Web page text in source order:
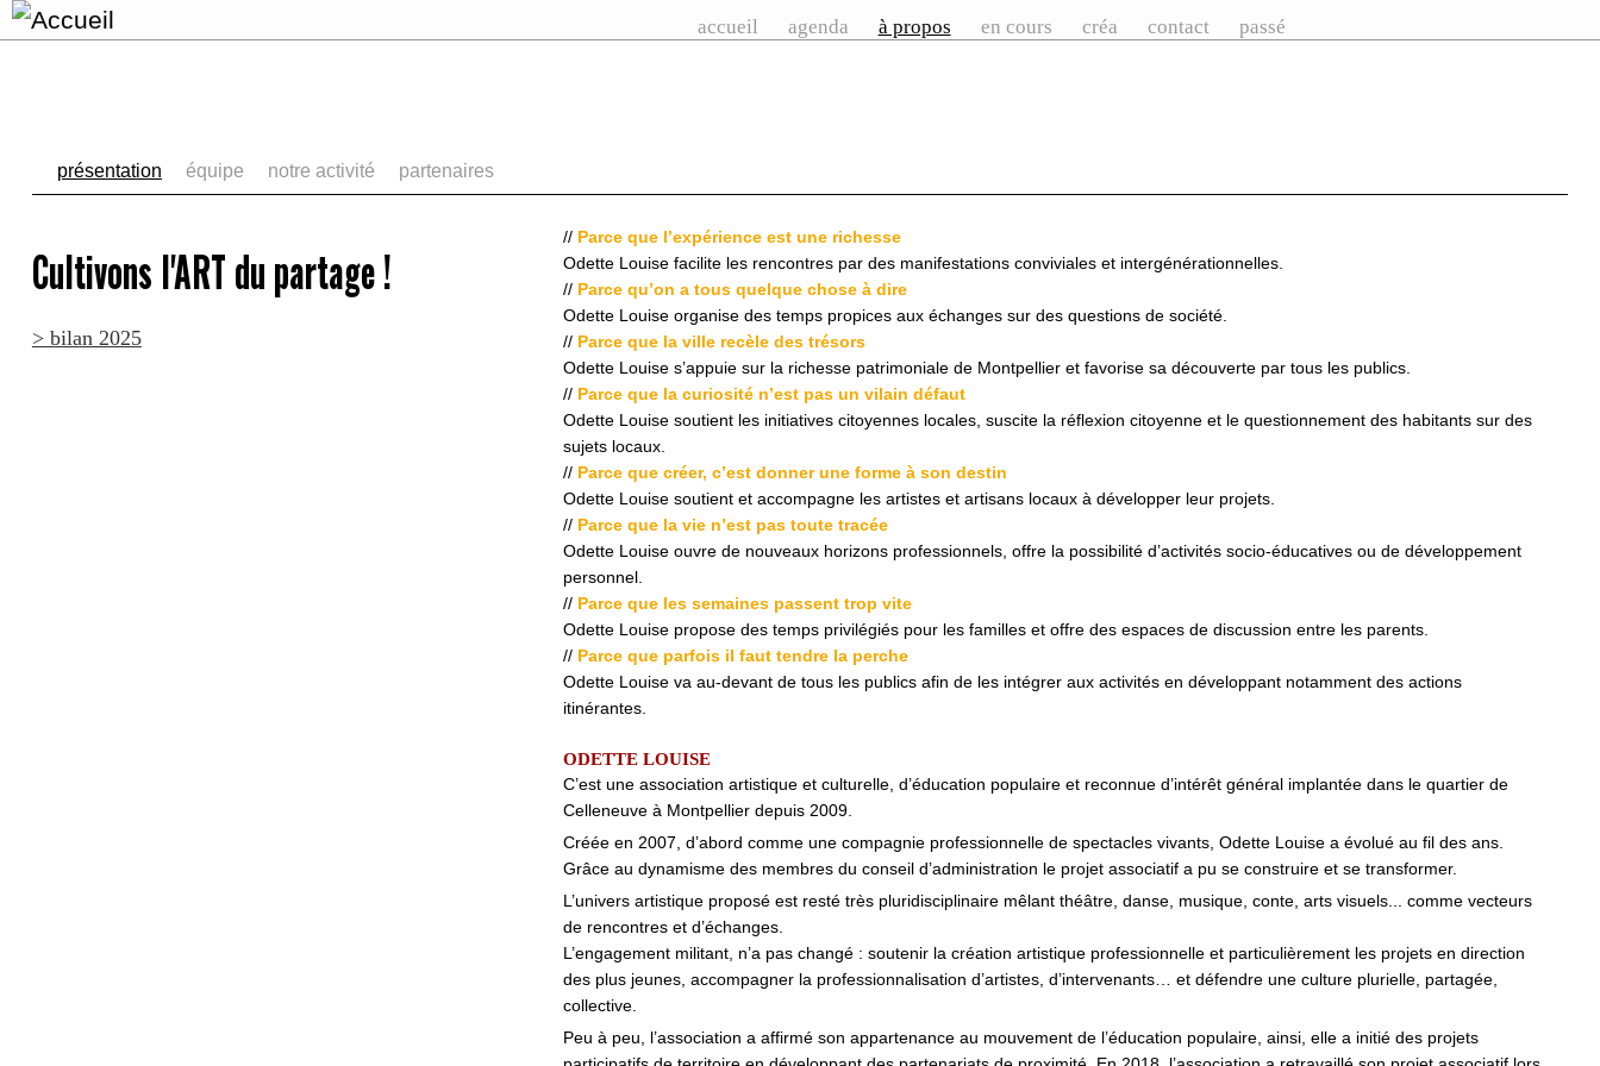
accueil agenda à propos en cours créa contact passé
présentation équipe notre activité partenaires
Cultivons l'ART du partage !
> bilan 2025
//Parce que l’expérience est une richesse
Odette Louise facilite les rencontres par des manifestations conviviales et intergénérationnelles.
// Parce qu’on a tous quelque chose à dire
Odette Louise organise des temps propices aux échanges sur des questions de société.
// Parce que la ville recèle des trésors
Odette Louise s’appuie sur la richesse patrimoniale de Montpellier et favorise sa découverte par tous les publics.
// Parce que la curiosité n’est pas un vilain défaut
Odette Louise soutient les initiatives citoyennes locales, suscite la réflexion citoyenne et le questionnement des habitants sur des
sujets locaux.
// Parce que créer, c’est donner une forme à son destin
Odette Louise soutient et accompagne les artistes et artisans locaux à développer leur projets.
// Parce que la vie n’est pas toute tracée
Odette Louise ouvre de nouveaux horizons professionnels, offre la possibilité d’activités socio-éducatives ou de développement
personnel.
// Parce que les semaines passent trop vite
Odette Louise propose des temps privilégiés pour les familles et offre des espaces de discussion entre les parents.
// Parce que parfois il faut tendre la perche
Odette Louise va au-devant de tous les publics afin de les intégrer aux activités en développant notamment des actions
itinérantes.
ODETTE LOUISE
C’est une association artistique et culturelle, d’éducation populaire et reconnue d’intérêt général implantée dans le quartier de
Celleneuve à Montpellier depuis 2009.
Créée en 2007, d’abord comme une compagnie professionnelle de spectacles vivants, Odette Louise a évolué au fil des ans.
Grâce au dynamisme des membres du conseil d’administration le projet associatif a pu se construire et se transformer.
L’univers artistique proposé est resté très pluridisciplinaire mêlant théâtre, danse, musique, conte, arts visuels... comme vecteurs
de rencontres et d’échanges.
L’engagement militant, n’a pas changé : soutenir la création artistique professionnelle et particulièrement les projets en direction
des plus jeunes, accompagner la professionnalisation d’artistes, d’intervenants… et défendre une culture plurielle, partagée,
collective.
Peu à peu, l’association a affirmé son appartenance au mouvement de l’éducation populaire, ainsi, elle a initié des projets